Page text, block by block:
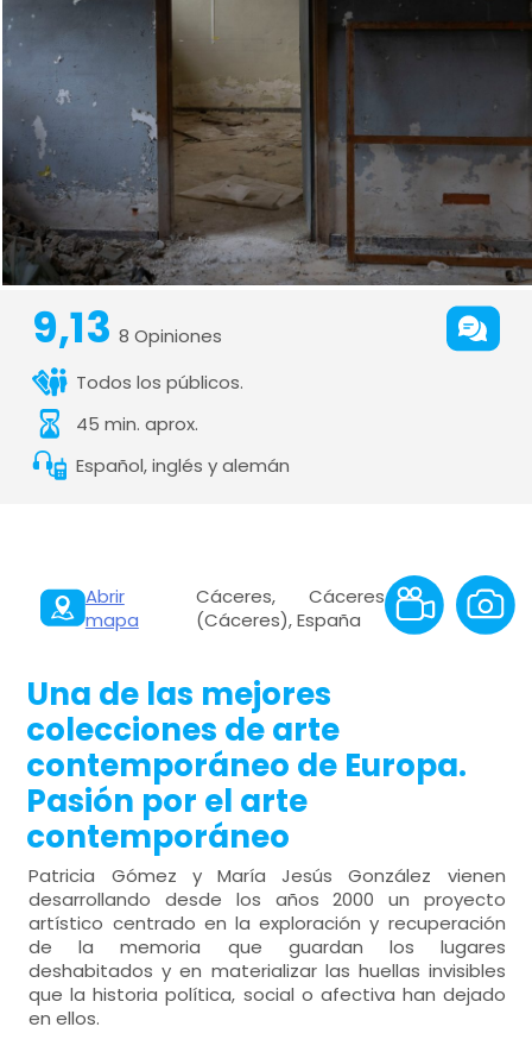
9,13 8 Opiniones
Todos los públicos.
45 min. aprox.
Español, inglés y alemán
Abrir
mapa
Cáceres, Cáceres
(Cáceres), España
Una de las mejores
colecciones de arte
contemporáneo de Europa.
Pasión por el arte
contemporáneo
Patricia Gómez y María Jesús González vienen
desarrollando desde los años 2000 un proyecto
artístico centrado en la exploración y recuperación
de la memoria que guardan los lugares
deshabitados y en materializar las huellas invisibles
que la historia política, social o afectiva han dejado
en ellos.